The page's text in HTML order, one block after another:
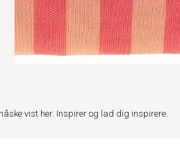
vist her. Inspirer og lad dig inspirere.